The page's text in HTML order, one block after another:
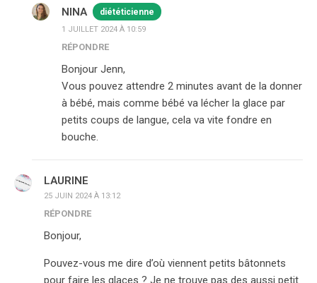
NINA diététicienne
1 JUILLET 2024 À 10:59
RÉPONDRE
Bonjour Jenn,
Vous pouvez attendre 2 minutes avant de la donner
à bébé, mais comme bébé va lécher la glace par
petits coups de langue, cela va vite fondre en
bouche.
LAURINE
25 JUIN 2024 À 13:12
RÉPONDRE
Bonjour,
Pouvez-vous me dire d’où viennent petits bâtonnets
pour faire les glaces ? Je ne trouve pas des aussi petit